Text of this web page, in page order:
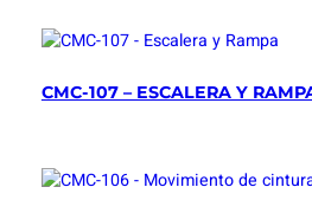
CMC-107 – ESCALERA Y